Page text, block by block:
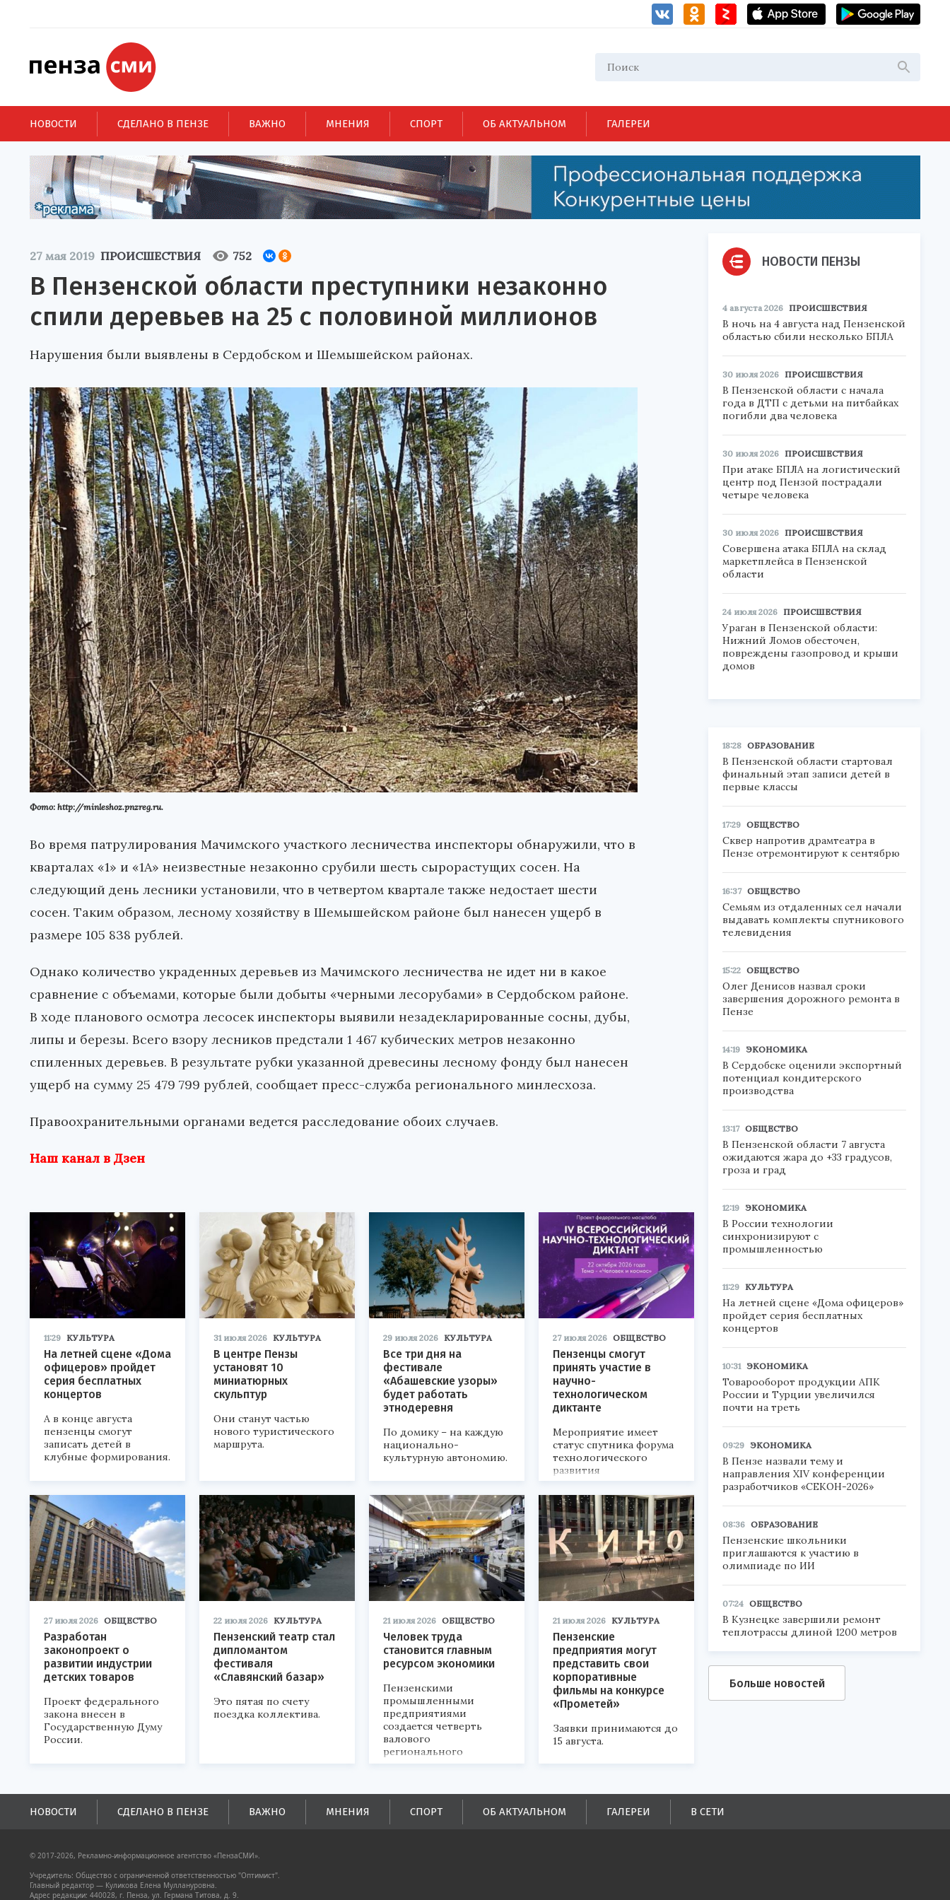
НОВОСТИ СДЕЛАНО В ПЕНЗЕ ВАЖНО МНЕНИЯ СПОРТ ОБ АКТУАЛЬНОМ ГАЛЕРЕИ
27 мая 2019 ПРОИСШЕСТВИЯ 752
В Пензенской области преступники незаконно
спили деревьев на 25 с половиной миллионов
Нарушения были выявлены в Сердобском и Шемышейском районах.
Фото: http://minleshoz.pnzreg.ru.
Во время патрулирования Мачимского участкого лесничества инспекторы обнаружили, что в
кварталах «1» и «1А» неизвестные незаконно срубили шесть сырорастущих сосен. На
следующий день лесники установили, что в четвертом квартале также недостает шести
сосен. Таким образом, лесному хозяйству в Шемышейском районе был нанесен ущерб в
размере 105 838 рублей.
Однако количество украденных деревьев из Мачимского лесничества не идет ни в какое
сравнение с объемами, которые были добыты «черными лесорубами» в Сердобском районе.
В ходе планового осмотра лесосек инспекторы выявили незадекларированные сосны, дубы,
липы и березы. Всего взору лесников предстали 1 467 кубических метров незаконно
спиленных деревьев. В результате рубки указанной древесины лесному фонду был нанесен
ущерб на сумму 25 479 799 рублей, сообщает пресс-служба регионального минлесхоза.
Правоохранительными органами ведется расследование обоих случаев.
Наш канал в Дзен
11:29 КУЛЬТУРА
На летней сцене «Дома
офицеров» пройдет
серия бесплатных
концертов
А в конце августа
пензенцы смогут
записать детей в
клубные формирования.
31 июля 2026 КУЛЬТУРА
В центре Пензы
установят 10
миниатюрных
скульптур
Они станут частью
нового туристического
маршрута.
29 июля 2026 КУЛЬТУРА
Все три дня на
фестивале
«Абашевские узоры»
будет работать
этнодеревня
По домику – на каждую
национально-
культурную автономию.
27 июля 2026 ОБЩЕСТВО
Пензенцы смогут
принять участие в
научно-
технологическом
диктанте
Мероприятие имеет
статус спутника форума
технологического
развития
«Технопром-2026».
27 июля 2026 ОБЩЕСТВО
Разработан
законопроект о
развитии индустрии
детских товаров
Проект федерального
закона внесен в
Государственную Думу
России.
22 июля 2026 КУЛЬТУРА
Пензенский театр стал
дипломантом
фестиваля
«Славянский базар»
Это пятая по счету
поездка коллектива.
21 июля 2026 ОБЩЕСТВО
Человек труда
становится главным
ресурсом экономики
Пензенскими
промышленными
предприятиями
создается четверть
валового
регионального
продукта и
поступлений в
бюджеты всех уровней.
21 июля 2026 КУЛЬТУРА
Пензенские
предприятия могут
представить свои
корпоративные
фильмы на конкурсе
«Прометей»
Заявки принимаются до
15 августа.
НОВОСТИ ПЕНЗЫ
4 августа 2026 ПРОИСШЕСТВИЯ
В ночь на 4 августа над Пензенской
областью сбили несколько БПЛА
30 июля 2026 ПРОИСШЕСТВИЯ
В Пензенской области с начала
года в ДТП с детьми на питбайках
погибли два человека
30 июля 2026 ПРОИСШЕСТВИЯ
При атаке БПЛА на логистический
центр под Пензой пострадали
четыре человека
30 июля 2026 ПРОИСШЕСТВИЯ
Совершена атака БПЛА на склад
маркетплейса в Пензенской
области
24 июля 2026 ПРОИСШЕСТВИЯ
Ураган в Пензенской области:
Нижний Ломов обесточен,
повреждены газопровод и крыши
домов
18:28 ОБРАЗОВАНИЕ
В Пензенской области стартовал
финальный этап записи детей в
первые классы
17:29 ОБЩЕСТВО
Сквер напротив драмтеатра в
Пензе отремонтируют к сентябрю
16:37 ОБЩЕСТВО
Семьям из отдаленных сел начали
выдавать комплекты спутникового
телевидения
15:22 ОБЩЕСТВО
Олег Денисов назвал сроки
завершения дорожного ремонта в
Пензе
14:19 ЭКОНОМИКА
В Сердобске оценили экспортный
потенциал кондитерского
производства
13:17 ОБЩЕСТВО
В Пензенской области 7 августа
ожидаются жара до +33 градусов,
гроза и град
12:19 ЭКОНОМИКА
В России технологии
синхронизируют с
промышленностью
11:29 КУЛЬТУРА
На летней сцене «Дома офицеров»
пройдет серия бесплатных
концертов
10:31 ЭКОНОМИКА
Товарооборот продукции АПК
России и Турции увеличился
почти на треть
09:29 ЭКОНОМИКА
В Пензе назвали тему и
направления XIV конференции
разработчиков «СЕКОН-2026»
08:36 ОБРАЗОВАНИЕ
Пензенские школьники
приглашаются к участию в
олимпиаде по ИИ
07:24 ОБЩЕСТВО
В Кузнецке завершили ремонт
теплотрассы длиной 1200 метров
Больше новостей
НОВОСТИ СДЕЛАНО В ПЕНЗЕ ВАЖНО МНЕНИЯ СПОРТ ОБ АКТУАЛЬНОМ ГАЛЕРЕИ В СЕТИ
© 2017-2026, Рекламно-информационное агентство «ПензаСМИ».
Учредитель: Общество с ограниченной ответственностью "Оптимист".
Главный редактор — Куликова Елена Муллануровна.
Адрес редакции: 440028, г. Пенза, ул. Германа Титова, д. 9.